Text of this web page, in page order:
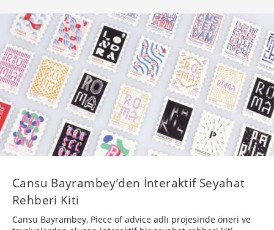
Cansu Bayrambey’den İnteraktif Seyahat
Rehberi Kiti
Cansu Bayrambey, Piece of advice adlı projesinde öneri ve